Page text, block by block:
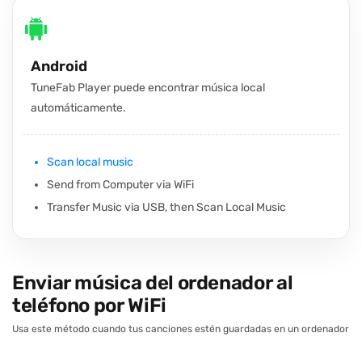
Android
TuneFab Player puede encontrar música local
automáticamente.
Scan local music
Send from Computer via WiFi
Transfer Music via USB, then Scan Local Music
Enviar música del ordenador al
teléfono por WiFi
Usa este método cuando tus canciones estén guardadas en un ordenador